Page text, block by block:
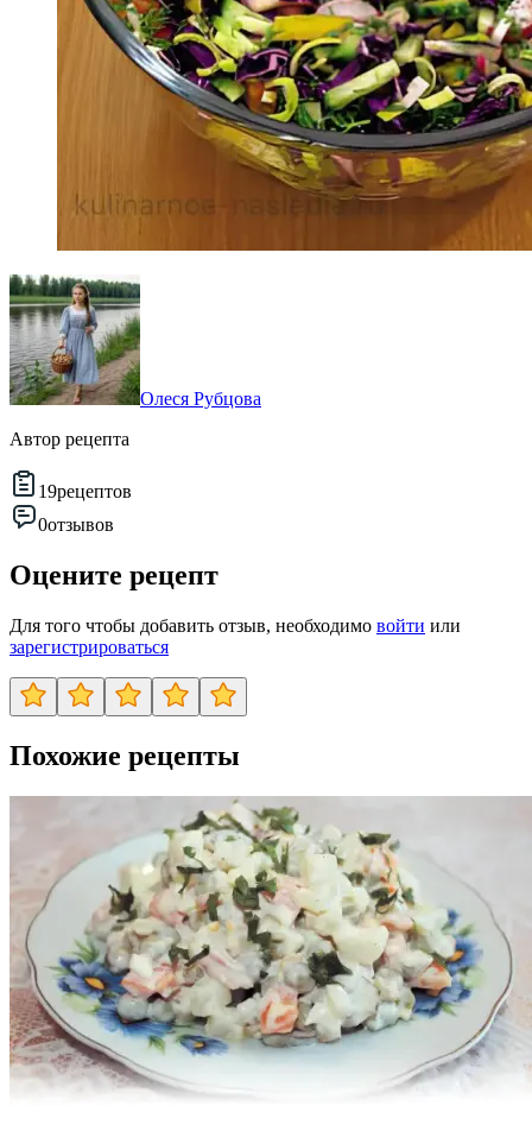
Олеся Рубцова
Автор рецепта
19рецептов
0отзывов
Оцените рецепт
Для того чтобы добавить отзыв, необходимо войти или
зарегистрироваться
Похожие рецепты